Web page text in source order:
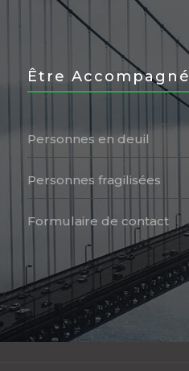
Être Accompagné
Personnes en deuil
Personnes fragilisées
Formulaire de contact